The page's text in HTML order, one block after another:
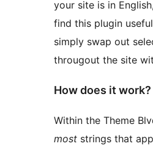
your site is in
find this plugin
simply swap out
througout the site
How does it work?
Within the Theme
most strings that